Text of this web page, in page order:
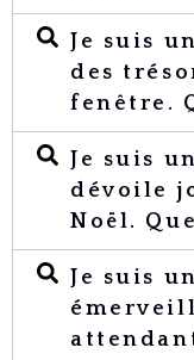
Je suis
des
fenêtre.
Je suis
dévoile
Noël.
Je suis